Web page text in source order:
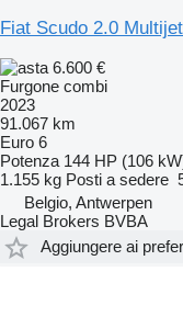
Fiat Scudo 2.0
6.600 €
Furgone combi
2023
91.067 km
Euro 6
Potenza 144 HP (106
1.155 kg Posti a sedere
Belgio, Antwerpen
Legal Brokers BVBA
Aggiungere ai